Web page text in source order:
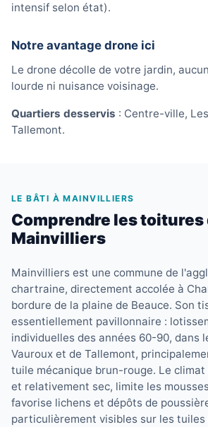
intensif selon état).
Notre avantage drone ici
Le drone décolle de votre jardin,
lourde ni nuisance voisinage.
Quartiers desservis : Centre-ville,
Tallemont.
LE BÂTI À MAINVILLIERS
Comprendre les toitures
Mainvilliers
Mainvilliers est une commune de
chartraine, directement accolée à
bordure de la plaine de Beauce. Son
essentiellement pavillonnaire :
individuelles des années 60-90, dans
Vauroux et de Tallemont,
tuile mécanique brun-rouge. Le climat
et relativement sec, limite les
favorise lichens et dépôts de
particulièrement visibles sur les tuiles